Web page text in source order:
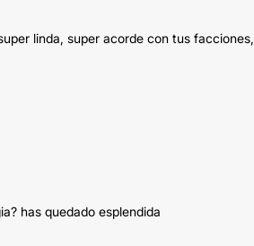
linda, super acorde con tus facciones,
has quedado esplendida